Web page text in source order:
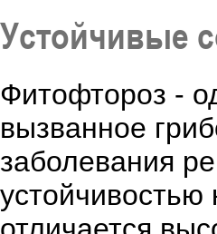
Устойчивые
Фитофтороз -
вызванное
заболевания